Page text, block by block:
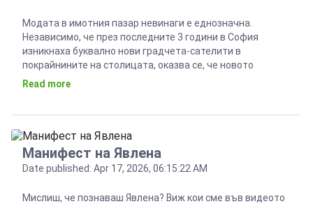
Модата в имотния пазар невинаги е еднозначна.
Независимо, че през последните 3 години в София
изникнаха буквално нови градчета-сателити в
покрайнините на столицата, оказва се, че новото
строителство не е хегемон в търсенето. По данни на
Read more
Манифест на Явлена
Date published: Apr 17, 2026, 06:15:22 AM
Мислиш, че познаваш Явлена? Виж кои сме във видеото